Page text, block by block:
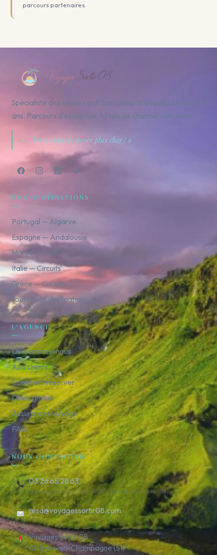
parcours partenaires.
Spécialiste des séjours golf tout compris depuis plus de 20
ans. Parcours d'exception, hôtels de charme, vols inclus.
« Libre à vous de payer plus cher ! »
NOS DESTINATIONS
Portugal — Algarve
Espagne — Andalousie
Maroc — Golf
Italie — Circuits
Grèce — Circuits
Toutes nos destinations →
L'AGENCE
Qui sommes-nous
Avis clients
Comment réserver
Devis gratuit
Assurances voyage
FAQ
NOUS CONTACTER
03 26 65 28 63
Lun–Ven 9h–12h / 14h–18h30 · Sam 9h–12h / 14h–18h
resa@voyagessortir08.com
Voyages Sortir 08
Châlons-en-Champagne (51)